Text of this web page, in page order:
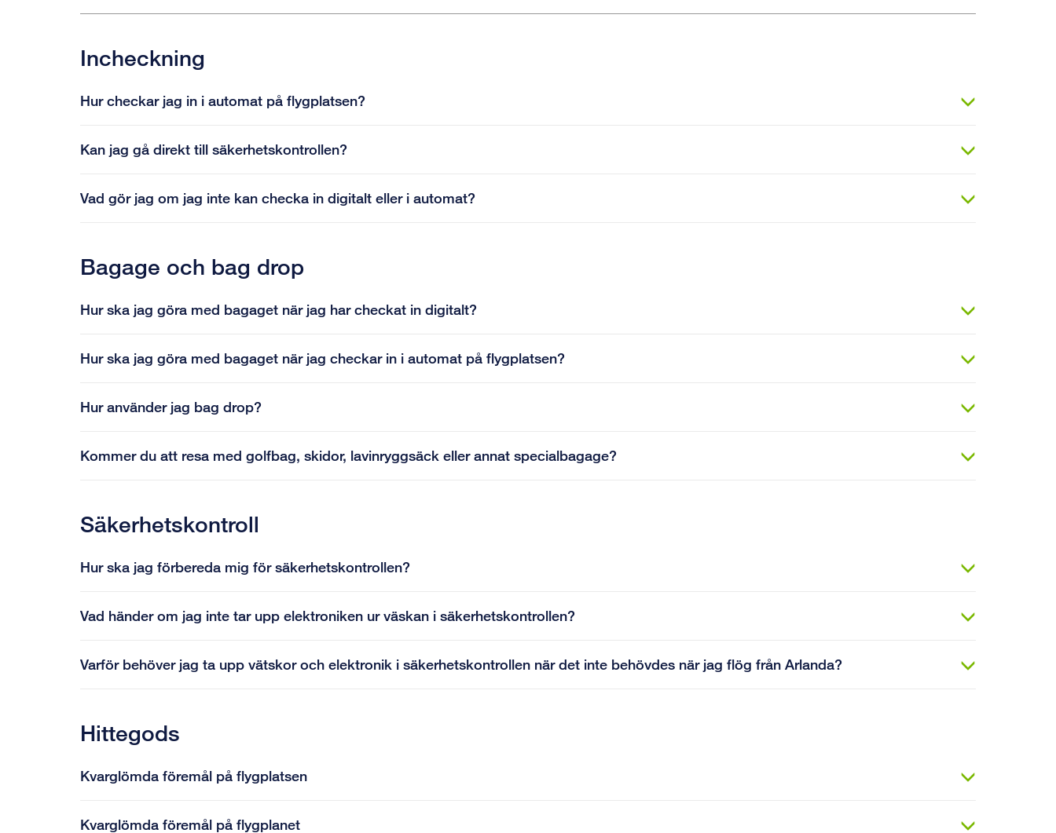
Incheckning
Hur checkar jag in i automat på flygplatsen?
Kan jag gå direkt till säkerhetskontrollen?
Vad gör jag om jag inte kan checka in digitalt eller i automat?
Bagage och bag drop
Hur ska jag göra med bagaget när jag har checkat in digitalt?
Hur ska jag göra med bagaget när jag checkar in i automat på flygplatsen?
Hur använder jag bag drop?
Kommer du att resa med golfbag, skidor, lavinryggsäck eller annat specialbagage?
Säkerhetskontroll
Hur ska jag förbereda mig för säkerhetskontrollen?
Vad händer om jag inte tar upp elektroniken ur väskan i säkerhetskontrollen?
Varför behöver jag ta upp vätskor och elektronik i säkerhetskontrollen när det inte behövdes när jag flög från Arlanda?
Hittegods
Kvarglömda föremål på flygplatsen
Kvarglömda föremål på flygplanet